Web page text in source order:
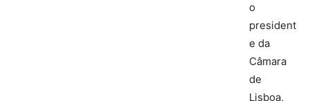
o
president
e da
Câmara
de
Lisboa,